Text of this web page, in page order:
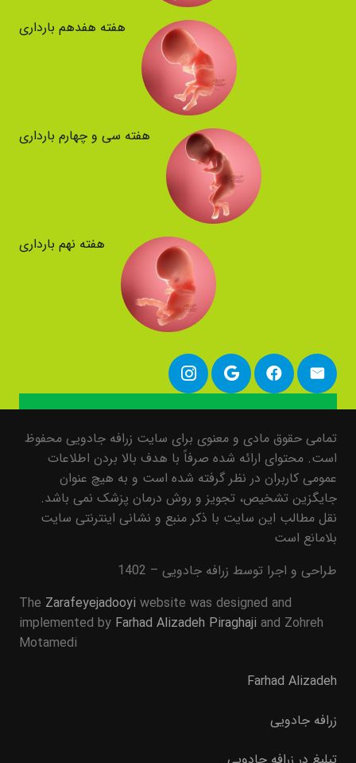
هفته هفدهم بارداری
هفته سی و چهارم بارداری
هفته نهم بارداری
تمامی حقوق مادی و معنوی برای سایت زرافه جادویی محفوظ
است. محتوای ارائه شده صرفاً با هدف بالا بردن اطلاعات
عمومی کاربران در نظر گرفته شده است و به هیچ عنوان
جایگزین تشخیص، تجویز و روش درمان پزشک نمی باشد.
نقل مطالب این سایت با ذکر منبع و نشانی اینترنتی سایت
بلامانع است
طراحی و اجرا توسط زرافه جادویی – 1402
The Zarafeyejadooyi website was designed and
implemented by Farhad Alizadeh Piraghaji and Zohreh
Motamedi
Farhad Alizadeh
زرافه جادویی